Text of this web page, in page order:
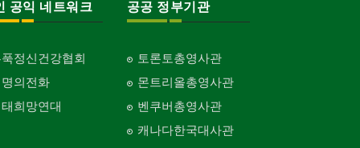
공익 네트워크
정신건강협회
의전화
희망연대
공공 정부기관
토론토총영사관
몬트리올총영사관
벤쿠버총영사관
캐나다한국대사관